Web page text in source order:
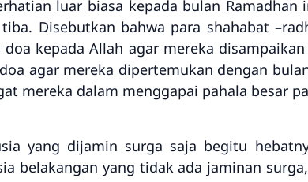
luar biasa kepada bulan
Disebutkan bahwa para shahabat
kepada Allah agar mereka
agar mereka dipertemukan dengan
mereka dalam menggapai pahala besar
yang dijamin surga saja begitu
belakangan yang tidak ada jaminan